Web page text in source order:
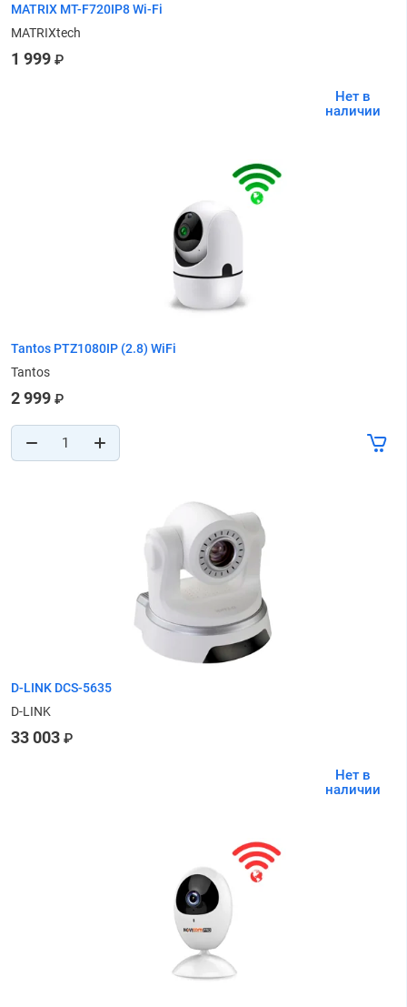
MATRIX MT-F720IP8 Wi-Fi
MATRIXtech
1 999 ₽
Нет в
наличии
Tantos PTZ1080IP (2.8) WiFi
Tantos
2 999 ₽
D-LINK DCS-5635
D-LINK
33 003 ₽
Нет в
наличии